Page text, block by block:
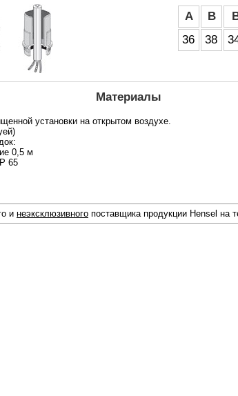
A B
36
38
Материалы
установки на открытом воздухе.
0,5 м
65
и неэксклюзивного поставщика продукции Hensel на